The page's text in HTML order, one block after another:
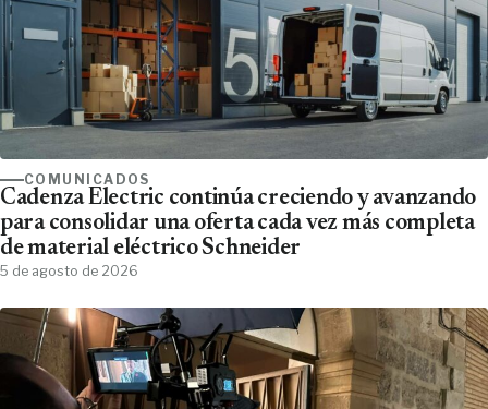
COMUNICADOS
Cadenza Electric continúa creciendo y avanzando
para consolidar una oferta cada vez más completa
de material eléctrico Schneider
5 de agosto de 2026